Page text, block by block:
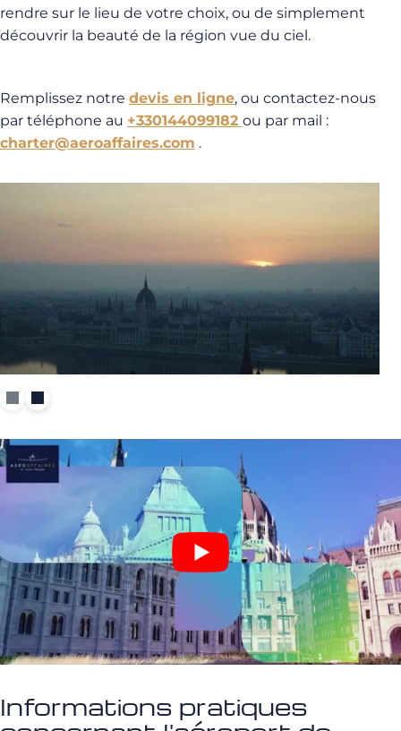
rendre sur le lieu de votre choix, ou de simplement
découvrir la beauté de la région vue du ciel.
Remplissez notre devis en ligne, ou contactez-nous
par téléphone au +330144099182 ou par mail :
charter@aeroaffaires.com .
Informations pratiques